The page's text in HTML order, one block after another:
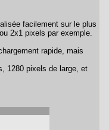
facilement sur le plus
2x1 pixels par exemple.
rapide, mais
1280 pixels de large, et